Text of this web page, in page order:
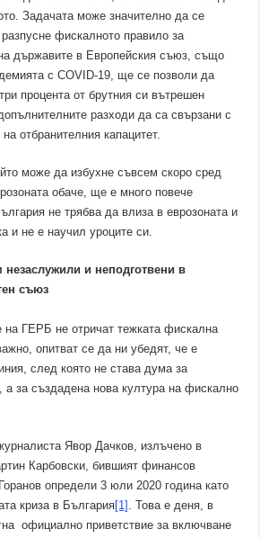
Задачата може значително да се
фискалното правило за
държавите в Европейския съюз, също
с COVID-19, ще се позволи да
процента от брутния си вътрешен
разходи да са свързани с
отбранителния капацитет.
може да избухне съвсем скоро сред
обаче, ще е много повече
не трябва да влиза в еврозоната и
и не е научил уроците си.
незаслужили и неподготвени в
съюз
на ГЕРБ не отричат тежката фискална
опитват се да ни убедят, че е
след която не става дума за
за създадена нова култура на фискално
Явор Дачков, излъчено в
Карбовски, бившият финансов
определи 3 юли 2020 година като
криза в България[1]
. Това е деня, в
официално приветствие за включване